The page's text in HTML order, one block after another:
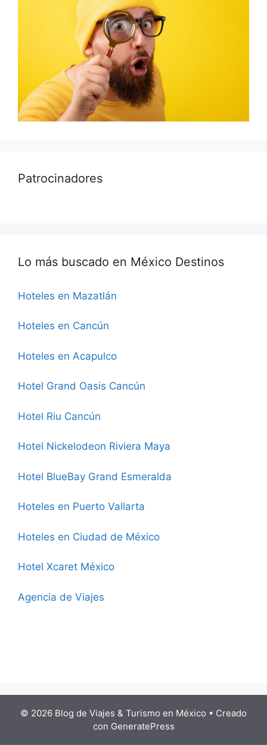
Patrocinadores
Lo más buscado en México Destinos
Hoteles en Mazatlán
Hoteles en Cancún
Hoteles en Acapulco
Hotel Grand Oasis Cancún
Hotel Riu Cancún
Hotel Nickelodeon Riviera Maya
Hotel BlueBay Grand Esmeralda
Hoteles en Puerto Vallarta
Hoteles en Ciudad de México
Hotel Xcaret México
Agencia de Viajes
© 2026 Blog de Viajes & Turismo en México • Creado
con GeneratePress